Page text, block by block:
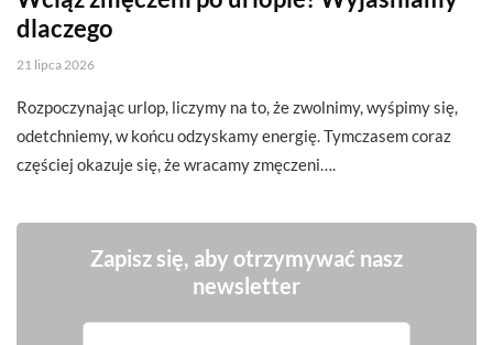
dlaczego
21 lipca 2026
Rozpoczynając urlop, liczymy na to, że zwolnimy, wyśpimy się,
odetchniemy, w końcu odzyskamy energię. Tymczasem coraz
częściej okazuje się, że wracamy zmęczeni….
Zapisz się, aby otrzymywać nasz
newsletter